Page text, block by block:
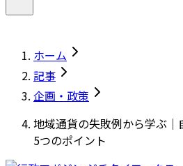
ホーム
記事
企画・政策
地域通貨の失敗例から学ぶ｜
5つのポイント